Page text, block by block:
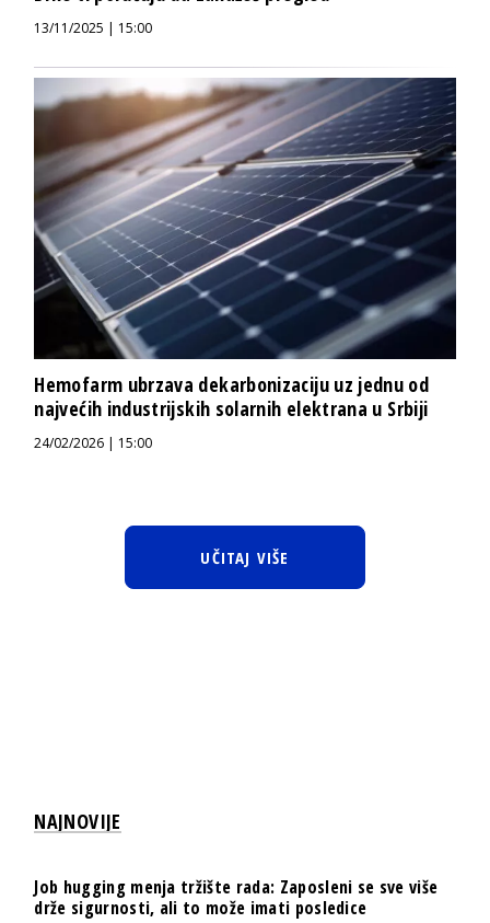
13/11/2025 | 15:00
Hemofarm ubrzava dekarbonizaciju uz jednu od
najvećih industrijskih solarnih elektrana u Srbiji
24/02/2026 | 15:00
UČITAJ VIŠE
NAJNOVIJE
Job hugging menja tržište rada: Zaposleni se sve više
drže sigurnosti, ali to može imati posledice